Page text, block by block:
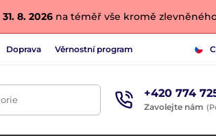
31. 8. 2026na téměř vše kromě
Doprava Věrnostní program
+420 774
Zavolejte nám